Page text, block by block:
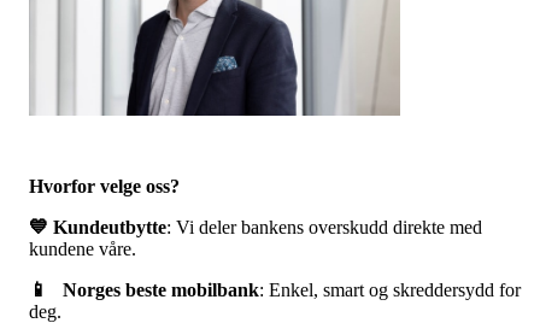
Hvorfor velge oss?
💙 Kundeutbytte: Vi deler bankens overskudd direkte med
kundene våre.
📱 Norges beste mobilbank: Enkel, smart og skreddersydd for
deg.